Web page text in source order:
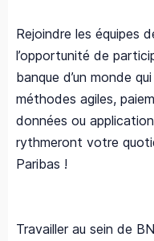
Rejoindre les équipes
l’opportunité de
banque d’un monde
méthodes agiles,
données ou
rythmeront votre
Paribas !
Travailler au sein de